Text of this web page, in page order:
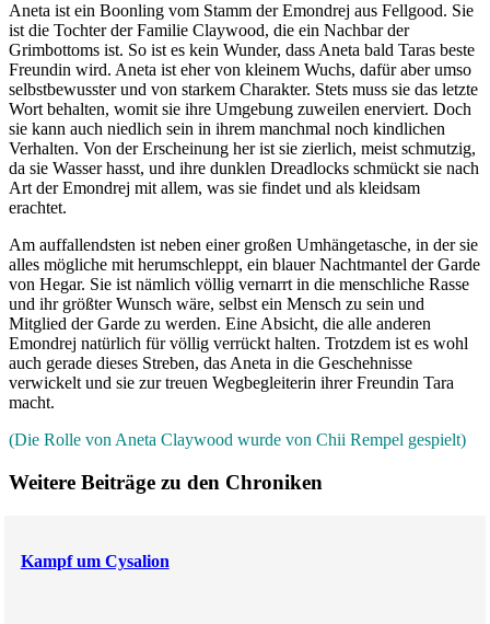
Aneta ist ein Boonling vom Stamm der Emondrej aus Fellgood. Sie
ist die Tochter der Familie Claywood, die ein Nachbar der
Grimbottoms ist. So ist es kein Wunder, dass Aneta bald Taras beste
Freundin wird. Aneta ist eher von kleinem Wuchs, dafür aber umso
selbstbewusster und von starkem Charakter. Stets muss sie das letzte
Wort behalten, womit sie ihre Umgebung zuweilen enerviert. Doch
sie kann auch niedlich sein in ihrem manchmal noch kindlichen
Verhalten. Von der Erscheinung her ist sie zierlich, meist schmutzig,
da sie Wasser hasst, und ihre dunklen Dreadlocks schmückt sie nach
Art der Emondrej mit allem, was sie findet und als kleidsam
erachtet.
Am auffallendsten ist neben einer großen Umhängetasche, in der sie
alles mögliche mit herumschleppt, ein blauer Nachtmantel der Garde
von Hegar. Sie ist nämlich völlig vernarrt in die menschliche Rasse
und ihr größter Wunsch wäre, selbst ein Mensch zu sein und
Mitglied der Garde zu werden. Eine Absicht, die alle anderen
Emondrej natürlich für völlig verrückt halten. Trotzdem ist es wohl
auch gerade dieses Streben, das Aneta in die Geschehnisse
verwickelt und sie zur treuen Wegbegleiterin ihrer Freundin Tara
macht.
(Die Rolle von Aneta Claywood wurde von Chii Rempel gespielt)
Weitere Beiträge zu den Chroniken
Kampf um Cysalion